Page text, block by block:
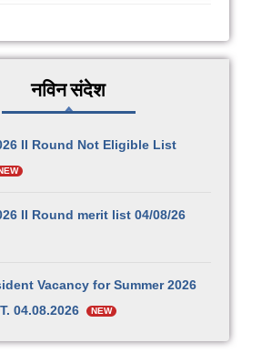
नविन संदेश
II Round Not Eligible List
NEW
II Round merit list 04/08/26
Vacancy for Summer 2026
04.08.2026
NEW